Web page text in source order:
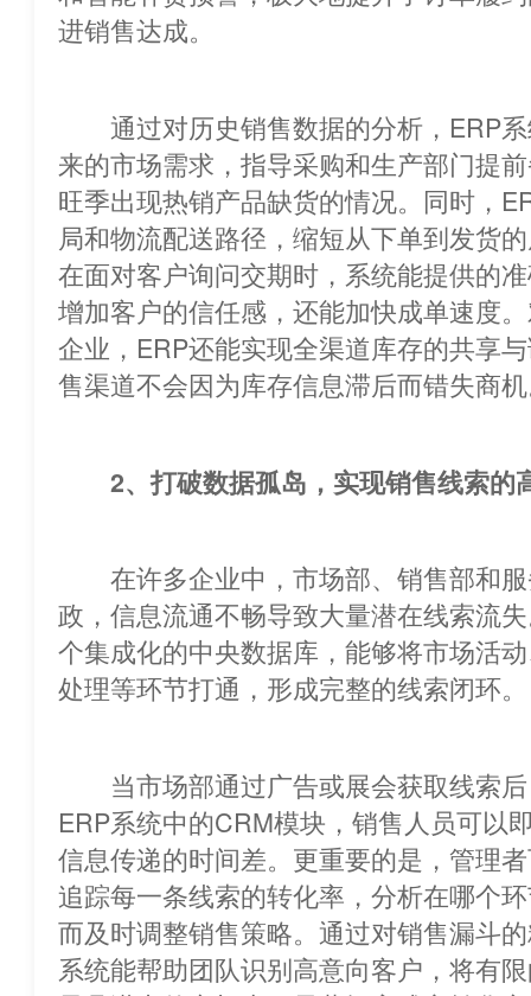
进销售达成。
通过对历史销售数据的分析，ERP系
来的市场需求，指导采购和生产部门提
旺季出现热销产品缺货的情况。同时，ERP能
局和物流配送路径，缩短从下单到发货
在面对客户询问交期时，系统能提供的
增加客户的信任感，还能加快成单速度
企业，ERP还能实现全渠道库存的共享
售渠道不会因为库存信息滞后而错失商
2、打破数据孤岛，实现销售线索的
在许多企业中，市场部、销售部和服
政，信息流通不畅导致大量潜在线索流失。
个集成化的中央数据库，能够将市场活
处理等环节打通，形成完整的线索闭环。
当市场部通过广告或展会获取线索后
ERP系统中的CRM模块，销售人员可以即时跟
信息传递的时间差。更重要的是，管
追踪每一条线索的转化率，分析在哪个
而及时调整销售策略。通过对销售漏斗
系统能帮助团队识别高意向客户，将有